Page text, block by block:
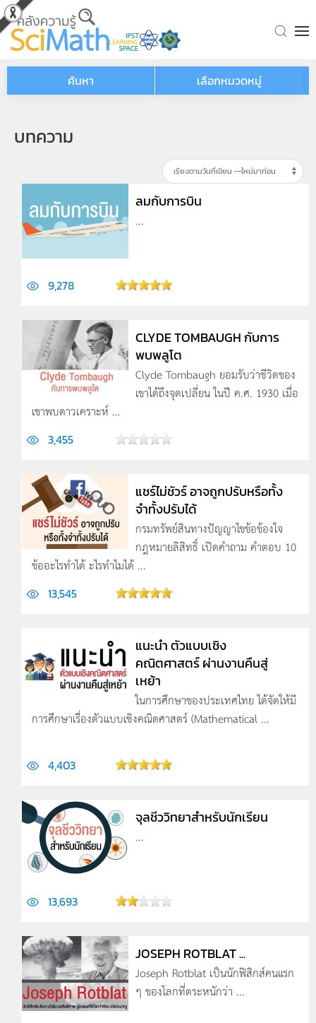
Skip to main content
ค้นหา เลือกหมวดหมู่
บทความ
ลมกับการบิน
...
9,278
CLYDE TOMBAUGH กับการ
พบพลูโต
Clyde Tombaugh ยอมรับว่าชีวิตของ
เขาได้ถึงจุดเปลี่ยน ในปี ค.ศ. 1930 เมื่อ
เขาพบดาวเคราะห์ ...
3,455
แชร์ไม่ชัวร์ อาจถูกปรับหรือทั้ง
จำทั้งปรับได้
กรมทรัพย์สินทางปัญญาไขข้อข้องใจ
กฎหมายลิสิทธิ์ เปิดคำถาม คำตอบ 10
ข้ออะไรทำได้ ะไรทำไมได้ ...
13,545
แนะนำ ตัวแบบเชิง
คณิตศาสตร์ ผ่านงานคืนสู่
เหย้า
ในการศึกษาของประเทศไทย ได้จัดให้มี
การศึกษาเรื่องตัวแบบเชิงคณิตศาสตร์ (Mathematical ...
4,403
จุลชีววิทยาสำหรับนักเรียน
...
13,693
JOSEPH ROTBLAT ...
Joseph Rotblat เป็นนักฟิสิกส์คนแรก
ๆ ของโลกที่ตระหนักว่า ...